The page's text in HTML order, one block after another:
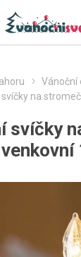
Vánoční
na
svíčky
venkovní